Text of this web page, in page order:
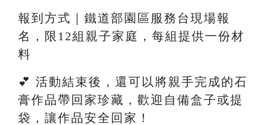
報到方式｜鐵道部園區服務台現場報
名，限12組親子家庭，每組提供一份材
料
💕 活動結束後，還可以將親手完成的石
膏作品帶回家珍藏，歡迎自備盒子或提
袋，讓作品安全回家！